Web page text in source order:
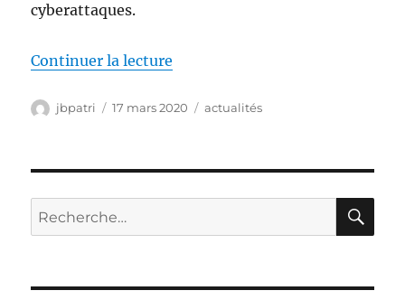
cyberattaques.
Continuer la lecture
Auteur
jbpatri
Publié
17 mars 2020 Catégories
actualités
Recherche
pour :